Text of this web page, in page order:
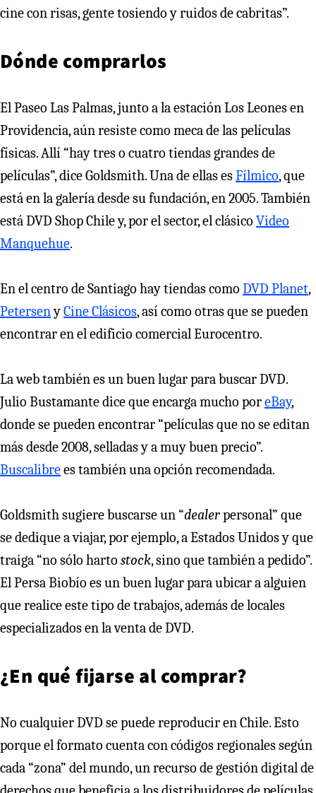
cine con risas, gente tosiendo y ruidos de cabritas”.
Dónde comprarlos
El Paseo Las Palmas, junto a la estación Los Leones en
Providencia, aún resiste como meca de las películas
físicas. Allí “hay tres o cuatro tiendas grandes de
películas”, dice Goldsmith. Una de ellas esFílmico, que
está en la galería desde su fundación, en 2005. También
está DVD Shop Chile y, por el sector, el clásico Video
Manquehue.
En el centro de Santiago hay tiendas como DVD Planet,
PetersenyCine Clásicos, así como otras que se pueden
encontrar en el edificio comercial Eurocentro.
La web también es un buen lugar para buscar DVD.
Julio Bustamante dice que encarga mucho poreBay,
donde se pueden encontrar “películas que no se editan
más desde 2008, selladas y a muy buen precio”.
Buscalibrees también una opción recomendada.
Goldsmith sugiere buscarse un “dealerpersonal” que
se dedique a viajar, por ejemplo, a Estados Unidos y que
traiga “no sólo harto stock, sino que también a pedido”.
El Persa Biobío es un buen lugar para ubicar a alguien
que realice este tipo de trabajos, además de locales
especializados en la venta de DVD.
¿En qué fijarse al comprar?
No cualquier DVD se puede reproducir en Chile. Esto
porque el formato cuenta con códigos regionales según
cada “zona” del mundo, un recurso de gestión digital de